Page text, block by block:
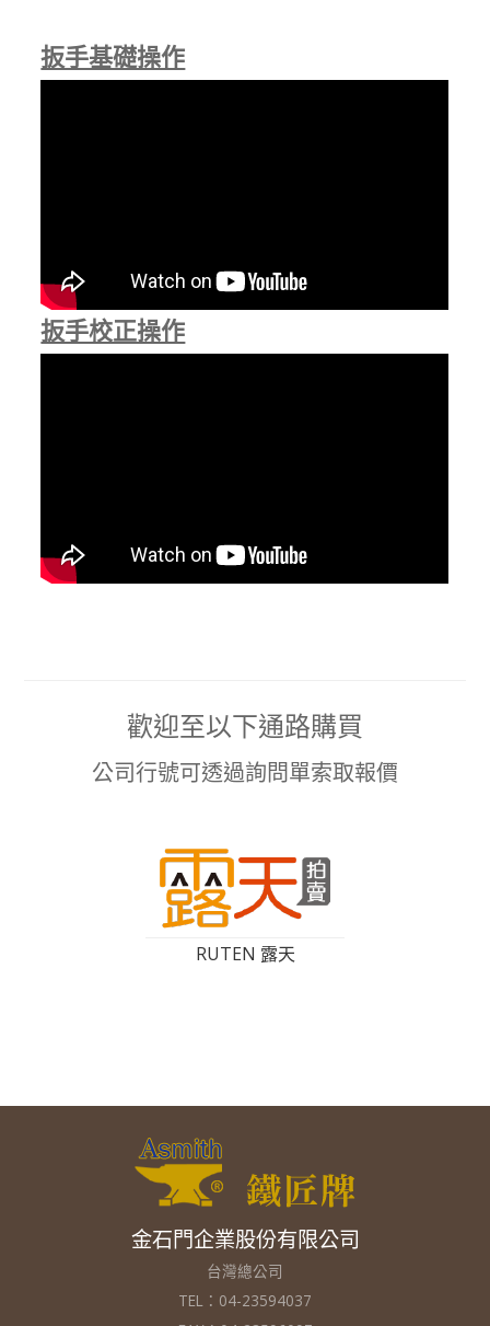
扳手基礎操作
扳手校正操作
歡迎至以下通路購買
公司行號可透過詢問單索取報價
RUTEN 露天
金石門企業股份有限公司
台灣總公司
TEL：04-23594037